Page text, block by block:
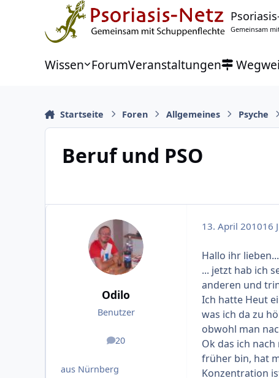
Zu Inhalt springen
Gemeinsam
Wissen ForumVeranstaltungen
Startseite Foren Allgemeines Psyche
Beruf und PSO
Odilo
Benutzer
20
Beiträge
aus Nürnberg
13. April 201016
Hallo ihr lieben...
... jetzt hab ich
anderen und
Ich hatte Heut
was ich da zu
obwohl man
Ok das ich
früher bin, hat
Konzentration